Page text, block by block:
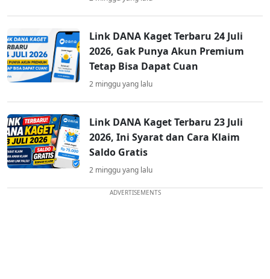
Link DANA Kaget Terbaru 24 Juli
2026, Gak Punya Akun Premium
Tetap Bisa Dapat Cuan
2 minggu yang lalu
Link DANA Kaget Terbaru 23 Juli
2026, Ini Syarat dan Cara Klaim
Saldo Gratis
2 minggu yang lalu
ADVERTISEMENTS